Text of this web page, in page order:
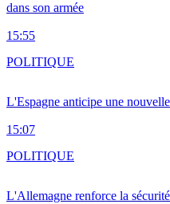
dans son armée
15:55
L'Espagne anticipe une
15:07
POLITIQUE
L'Allemagne renforce la
POLITIQUE